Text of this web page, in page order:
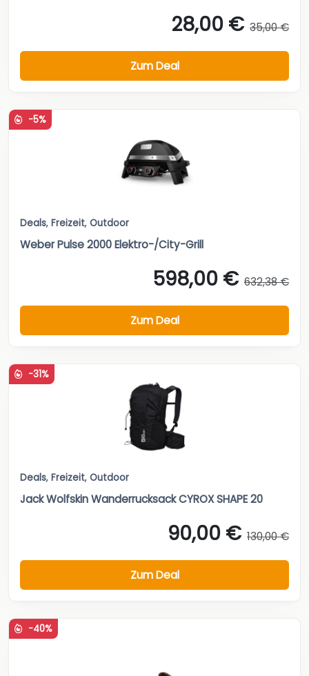
28,00 € 35,00 €
Zum Deal
-5%
Deals, Freizeit, Outdoor
Weber Pulse 2000 Elektro-/City-Grill
598,00 € 632,38 €
Zum Deal
-31%
Deals, Freizeit, Outdoor
Jack Wolfskin Wanderrucksack CYROX SHAPE 20
90,00 € 130,00 €
Zum Deal
-40%